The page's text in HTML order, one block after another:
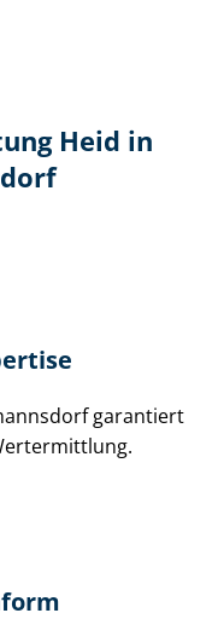
Heid in
garantiert